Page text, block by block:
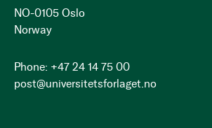
NO-0105 Oslo
Norway
Phone: +47 24 14 75 00
post@universitetsforlaget.no